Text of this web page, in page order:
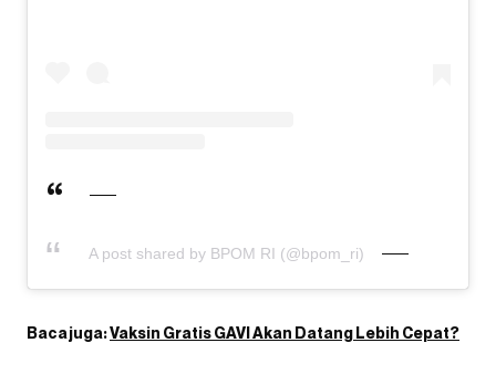
A post shared by BPOM RI (@bpom_ri)
Baca juga:Vaksin Gratis GAVI Akan Datang Lebih Cepat?